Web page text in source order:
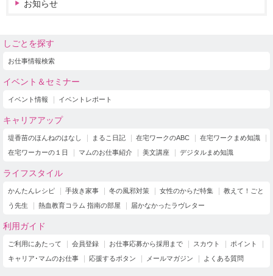
お知らせ
しごとを探す
お仕事情報検索
イベント＆セミナー
イベント情報 イベントレポート
キャリアアップ
堤香苗のほんねのはなし まるこ日記 在宅ワークのABC
在宅ワークまめ知識
在宅ワーカーの１日
マムのお仕事紹介 美文講座 デジタルまめ知識
ライフスタイル
かんたんレシピ 手抜き家事 冬の風邪対策 女性のからだ特集
教えて！ごと
う先生
熱血教育コラム 指南の部屋 届かなかったラヴレター
利用ガイド
ご利用にあたって 会員登録 お仕事応募から採用まで スカウト
ポイント
キャリア･マムのお仕事
応援するボタン メールマガジン よくある質問